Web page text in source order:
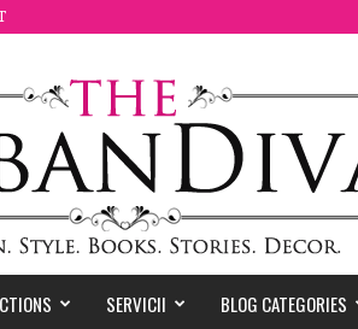
SERVICII BLOG CATEGORIES